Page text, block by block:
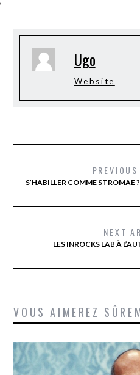
Ugo
Website
S’HABILLER COMME STROMAE
NEXT
LES INROCKS LAB À
VOUS AIMEREZ